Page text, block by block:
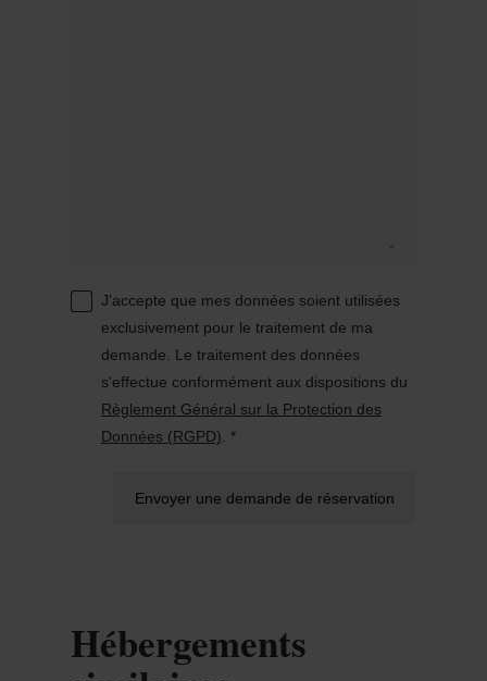
J'accepte que mes données soient utilisées
exclusivement pour le traitement de ma
demande. Le traitement des données
s'effectue conformément aux dispositions du
Règlement Général sur la Protection des
Données (RGPD) . *
Envoyer une demande de réservation
Hébergements